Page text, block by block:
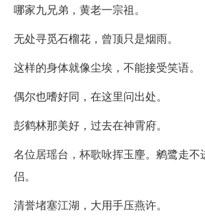
哪家九兄弟，黄老一宗祖。
无处寻觅石榴花，曾顶只是烟雨。
这样的身体就像尘埃，不能接受笑语。
偶尔也嗜好同，在这里问出处。
彭鹤林那美好，过去在神霄府。
名位居瑶台，杯歌咏挥玉麈。鹓鹭走不
侣。
清誉堵塞江湖，大用手压燕许。